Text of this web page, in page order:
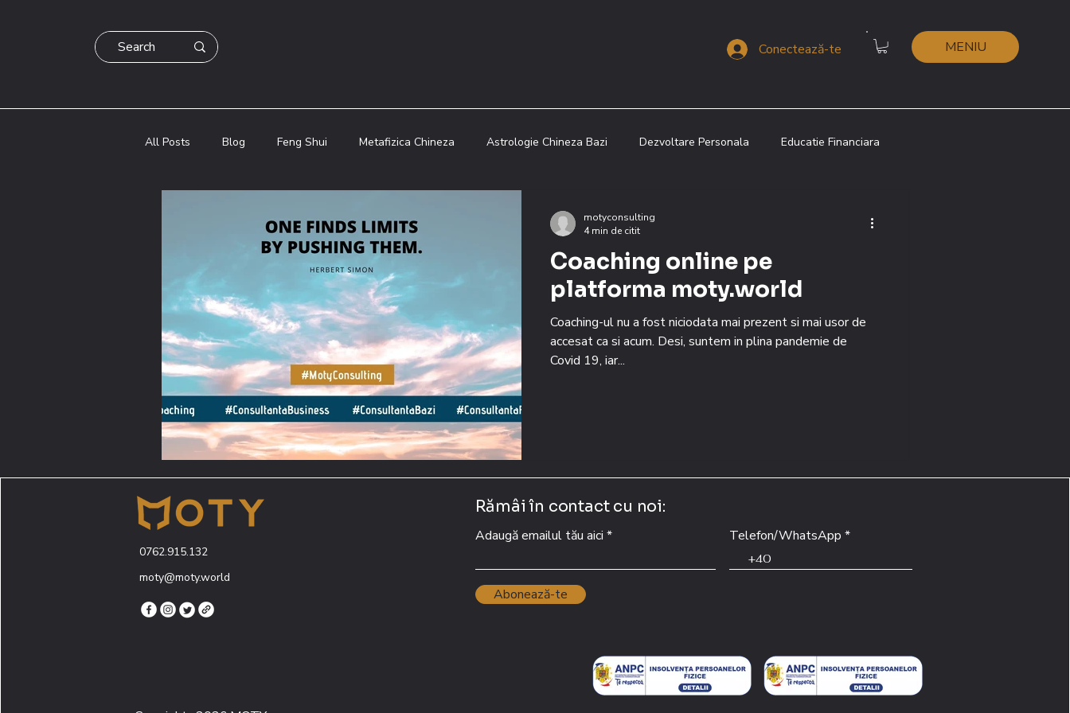
Conectează-te MENIU
All Posts Blog Feng Shui Metafizica Chineza Astrologie Chineza Bazi Dezvoltare Personala Educatie Financiara
Astrologie Chineza Bazi Astrologie Chineza Bazi Metafizica Chineza Feng Shui Lenormand
Coaching online pe
platforma moty.world
Coaching-ul nu a fost niciodata mai prezent si mai usor de
accesat ca si acum. Desi, suntem in plina pandemie de
Covid 19, iar...
motyconsulting
4 min de citit
0762.915.132
moty@moty.world
Rămâi în contact cu noi:
Adaugă emailul tău aici Telefon/WhatsApp
Abonează-te